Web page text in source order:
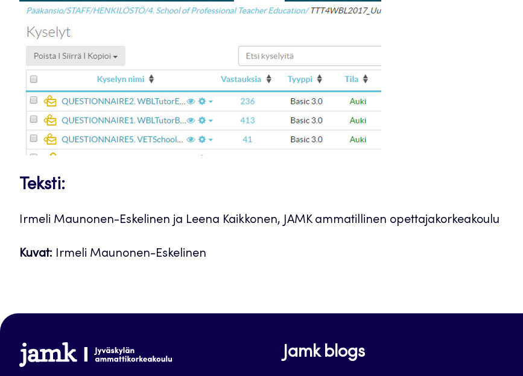
Teksti:
Irmeli Maunonen-Eskelinen ja Leena Kaikkonen, JAMK ammatillinen opettajakorkeakoulu
Kuvat: Irmeli Maunonen-Eskelinen
www.jamk.fi Jamk blogs